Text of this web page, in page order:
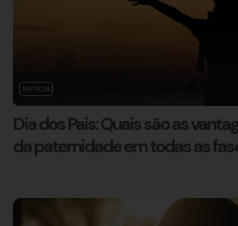
NOTÍCIA
Dia dos Pais: Quais são as
da paternidade em todas as